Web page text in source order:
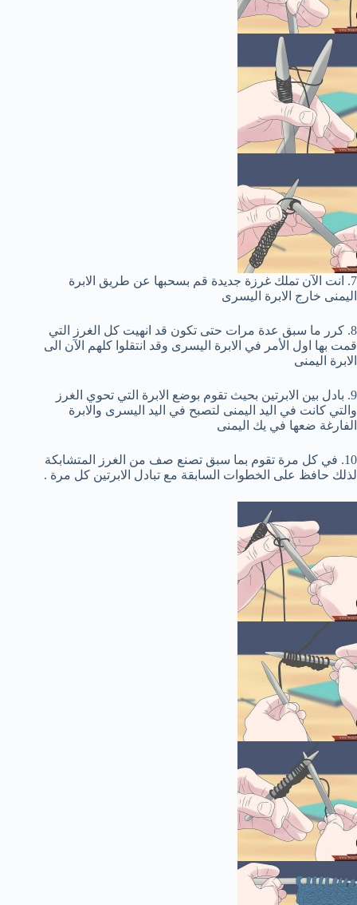
7. انت الآن تملك غرزة جديدة قم بسحبها عن طريق الابرة
اليمنى خارج الابرة اليسرى
8. كرر ما سبق عدة مرات حتى تكون قد انهيت كل الغرز التي
قمت بها اول الأمر في الابرة اليسرى وقد انتقلوا كلهم الآن الى
الابرة اليمنى
9. بادل بين الابرتين بحيث تقوم بوضع الابرة التي تحوي الغرز
والتي كانت في اليد اليمنى لتصبح في اليد اليسرى والابرة
الفارغة ضعها في يك اليمنى
10. في كل مرة تقوم بما سبق تصنع صف من الغرز المتشابكة
لذلك حافظ على الخطوات السابقة مع تبادل الابرتين كل مرة .